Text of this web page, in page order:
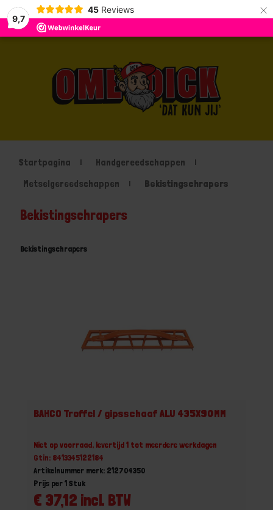
9,7
45 Reviews ×
Startpagina
Handgereedschappen
Metselgereedschappen
Bekistingschrapers
Bekistingschrapers
Bekistingschrapers
BAHCO Troffel / gipsschaaf ALU 435X90MM
Niet op voorraad, levertijd 1 tot meerdere werkdagen
Gtin: 8413345122184
Artikelnummer merk: 212704350
€ 37,12 incl. BTW
Prijs per 1 Stuk